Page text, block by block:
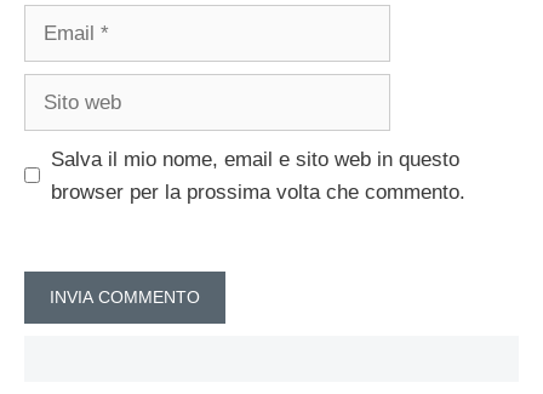
Email
Sito
Salva il mio nome, email e sito web in questo
browser per la prossima volta che commento.